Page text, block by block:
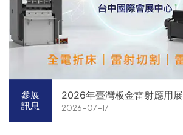
參展
訊息
2026年臺灣板金雷射應用展
2026-07-17